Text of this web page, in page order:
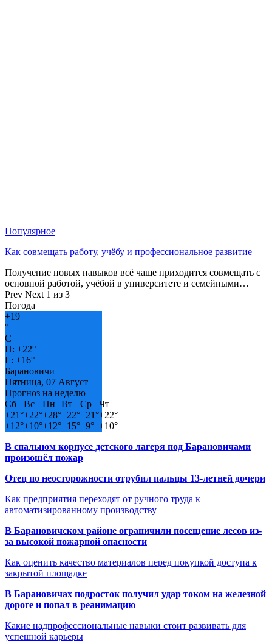
Популярное
Как совмещать работу, учёбу и профессиональное развитие
Получение новых навыков всё чаще приходится совмещать с
основной работой, учёбой в университете и семейными…
Prev Next 1 из 3
Погода
+19
°
C
H: +22°
L: +16°
Барановичи
Пятница, 07 Август
Прогноз на неделю
Сб
Вс Пн Вт Ср
Чт
+21°+22°+28°+22°+21°+22°
+12°+10°+12°+15°+9° +10°
В спальном корпусе детского лагеря под Барановичами
произошёл пожар
Отец по неосторожности отрубил пальцы 13-летней дочери
Как предприятия переходят от ручного труда к
автоматизированному производству
В Барановичском районе ограничили посещение лесов из-
за высокой пожарной опасности
Как оценить качество материалов перед покупкой доступа к
закрытой площадке
В Барановичах подросток получил удар током на железной
дороге и попал в реанимацию
Какие надпрофессиональные навыки стоит развивать для
успешной карьеры